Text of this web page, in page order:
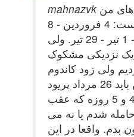
من
از اول سال بدین شرح است: 4 فروردین - 8
اردیبهشت - 3 خرداد - 1 تیر - 29 تیر. ولی
19 مرداد یک نزدیکی مشکوک
ولی زود کاندوم
از جاش تکون خورد. من باید 26 مرداد پریود
می شدم ولی الان 4 و 5 روزه که عقب
حامله شدم یا نه می
بدم. واقعا در این